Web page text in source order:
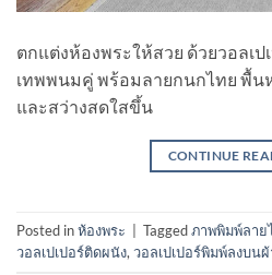
ตกแต่งห้องพระให้สวย ด้วยวอลเ
เทพพนมคู่ พร้อมลายกนกไทย พื้น
และสว่างสดใสขึ้น
CONTINUE
Posted inห้องพระ Taggedภาพพิมพ์ลาย
วอลเปเปอร์ติดผนัง, วอลเปเปอร์พิมพ์ลงบนผ้